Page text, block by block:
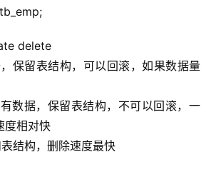
delete
保留表结构，可以回滚，如果数据量
数据，保留表结构，不可以回滚，一
度相对快
结构，删除速度最快